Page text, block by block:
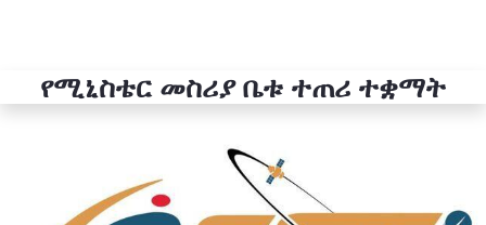
የሚኒስቴር መስሪያ ቤቱ ተጠሪ ተቋማት